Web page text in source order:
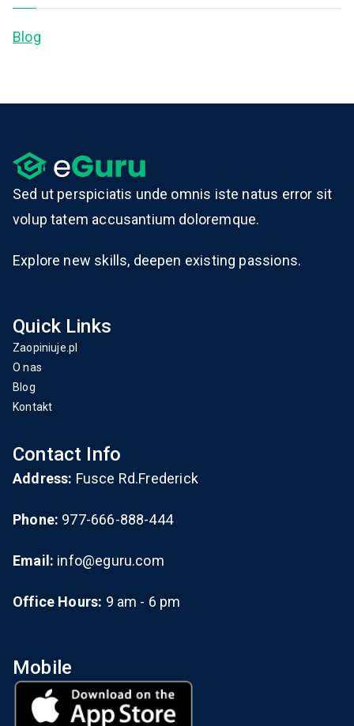
Blog
Sed ut perspiciatis unde omnis iste natus error sit
volup tatem accusantium doloremque.
Explore new skills, deepen existing passions.
Quick Links
Zaopiniuje.pl
O nas
Blog
Kontakt
Contact Info
Address: Fusce Rd.Frederick
Phone: 977-666-888-444
Email: info@eguru.com
Office Hours: 9 am - 6 pm
Mobile